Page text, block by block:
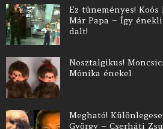
Ez tüneményes!
Már Papa – Így
dalt!
Nosztalgikus!
Mónika énekel
Megható!
György – Cserháti